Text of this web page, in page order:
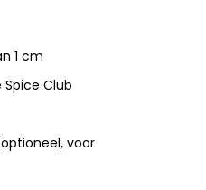
1 cm
Spice Club
voor